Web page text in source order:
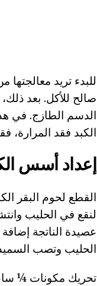
للبدء تريد معالجتها
صالح للأكل. بعد
الدسم الطازج. في
الكبد فقد المرارة،
إعداد أسس
القطع لحوم البقر
لنقع في الحليب
عصيدة الناتجة
الحليب وتصب
تحريك مكونات ¼